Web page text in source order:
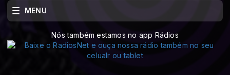
MENU
Nós também estamos no app Rádios